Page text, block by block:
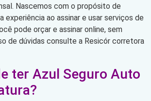
Nascemos com o propósito de
experiência ao assinar e usar serviços de
pode orçar e assinar online, sem
de dúvidas consulte a Resicór corretora
ter Azul Seguro Auto